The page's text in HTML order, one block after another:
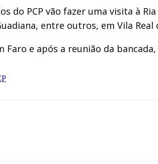
do PCP vão fazer uma visita à
entre outros, em Vila Real
Faro e após a reunião da